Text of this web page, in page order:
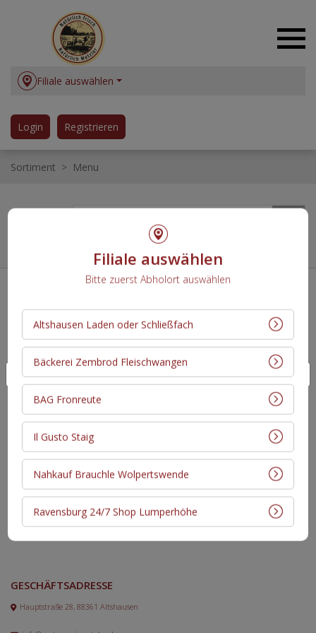
Filiale auswählen
Login Registrieren
Sortiment Menu
Sie legen wert auf Regionalität, hohe Qualität, Tradition und
Tierwohl? Dann sind Sie bei uns genau richtig. Bereits in der
vierten Generation führen wir die Metzgerei Metzler als
Familienbetrieb. Wir stehen für Genuss, Transparenz und
Zeitgeist.
SCHNELLZUGRIFF
Über uns
Kontakt
GESCHÄFTSADRESSE
Hauptstraße 28, 88361 Altshausen
Filiale auswählen
Bitte zuerst Abholort auswählen
Altshausen Laden oder Schließfach
Bäckerei Zembrod Fleischwangen
BAG Fronreute
Il Gusto Staig
Nahkauf Brauchle Wolpertswende
Ravensburg 24/7 Shop Lumperhöhe